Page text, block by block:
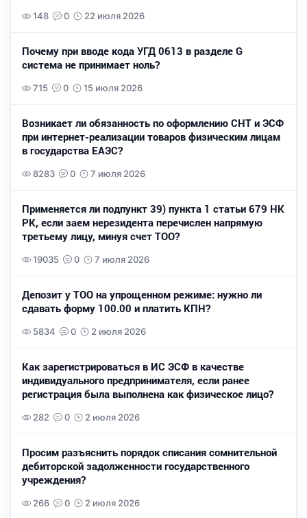
148 0 22 июля 2026
Почему при вводе кода УГД 0613 в разделе G
система не принимает ноль?
715 0 15 июля 2026
Возникает ли обязанность по оформлению СНТ и ЭСФ
при интернет-реализации товаров физическим лицам
в государства ЕАЭС?
8283 0 7 июля 2026
Применяется ли подпункт 39) пункта 1 статьи 679 НК
РК, если заем нерезидента перечислен напрямую
третьему лицу, минуя счет ТОО?
19035 0 7 июля 2026
Депозит у ТОО на упрощенном режиме: нужно ли
сдавать форму 100.00 и платить КПН?
5834 0 2 июля 2026
Как зарегистрироваться в ИС ЭСФ в качестве
индивидуального предпринимателя, если ранее
регистрация была выполнена как физическое лицо?
282 0 2 июля 2026
Просим разъяснить порядок списания сомнительной
дебиторской задолженности государственного
учреждения?
266 0 2 июля 2026